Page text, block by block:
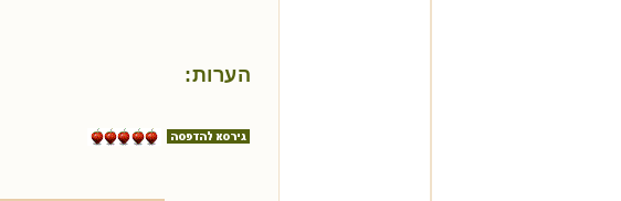
הערות: